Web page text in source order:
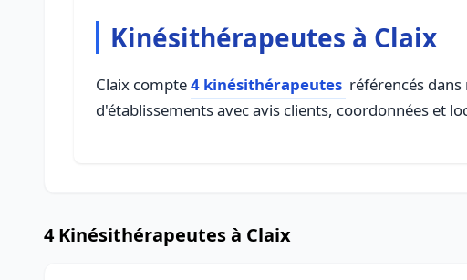
Kinésithérapeutes à Claix
Claix compte4 kinésithérapeutes référencés
d'établissements avec avis clients, coordonnées et
4 Kinésithérapeutes à Claix